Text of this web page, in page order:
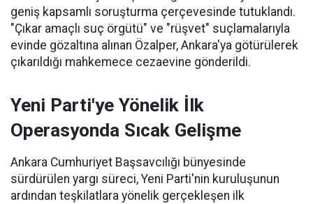
geniş kapsamlı soruşturma çerçevesinde tutuklandı.
"Çıkar amaçlı suç örgütü" ve "rüşvet" suçlamalarıyla
evinde gözaltına alınan Özalper, Ankara'ya götürülerek
çıkarıldığı mahkemece cezaevine gönderildi.
Yeni Parti'ye Yönelik İlk
Operasyonda Sıcak Gelişme
Ankara Cumhuriyet Başsavcılığı bünyesinde
sürdürülen yargı süreci, Yeni Parti'nin kuruluşunun
ardından teşkilatlara yönelik gerçekleşen ilk